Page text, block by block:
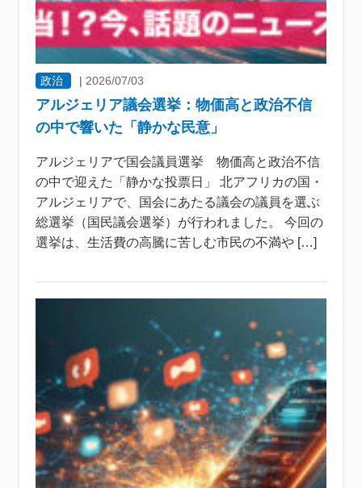
政治 | 2026/07/03
アルジェリア議会選挙：物価高と政治不信
の中で響いた「静かな民意」
アルジェリアで国会議員選挙 物価高と政治不信
の中で迎えた「静かな投票日」 北アフリカの国・
アルジェリアで、国会にあたる議会の議員を選ぶ
総選挙（国民議会選挙）が行われました。 今回の
選挙は、生活費の高騰に苦しむ市民の不満や […]